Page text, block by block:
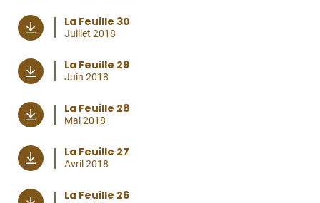
La Feuille 30
Juillet 2018
La Feuille 29
Juin 2018
La Feuille 28
Mai 2018
La Feuille 27
Avril 2018
La Feuille 26